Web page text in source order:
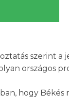
szerint a
országos
hogy